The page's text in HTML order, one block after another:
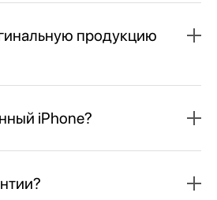
продукцию
iPhone?